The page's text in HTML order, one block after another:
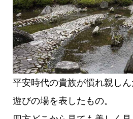
平安時代の貴族が慣れ親し
遊びの場を表したもの。